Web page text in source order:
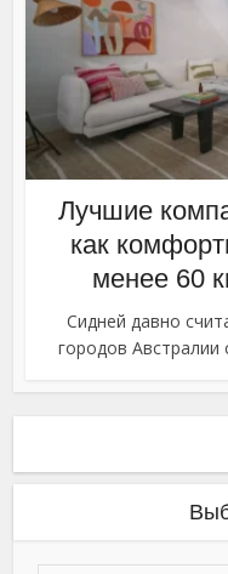
Лучшие
как
менее 60
Сидней давно
городов Австралии